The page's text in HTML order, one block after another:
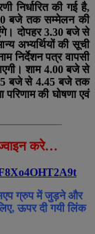
निर्धारित की गई है,
बजे तक सम्मेलन की
दोपहर 3.30 बजे से
अभ्यर्थियों की सूची
निर्देशन पत्र वापसी
शाम 4.00 बजे से
बजे से 4.45 बजे तक
की घोषणा एवं
करे…
ग्रुप में जुड़ने और
ऊपर दी गयी लिंक